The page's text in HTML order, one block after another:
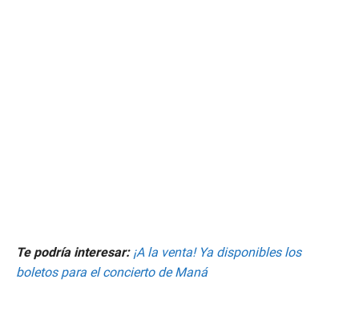
Te podría interesar: ¡A la venta! Ya disponibles los
boletos para el concierto de Maná